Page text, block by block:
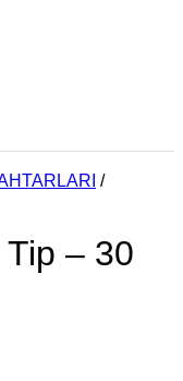
/
Tip – 30